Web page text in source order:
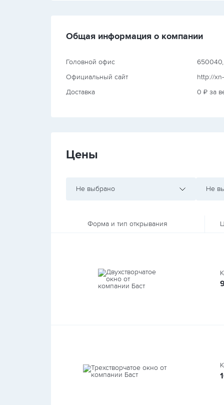
Общая информация о компании
Головной офис
Официальный сайт
http://
Доставка
0 ₽ за
Цены
Не выбрано Не
Форма и тип открывания